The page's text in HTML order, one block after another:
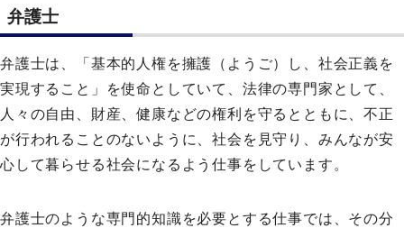
弁護士
弁護士は、「基本的人権を擁護（ようご）し、社会正義を
実現すること」を使命としていて、法律の専門家として、
人々の自由、財産、健康などの権利を守るとともに、不正
が行われることのないように、社会を見守り、みんなが安
心して暮らせる社会になるよう仕事をしています。
弁護士のような専門的知識を必要とする仕事では、その分